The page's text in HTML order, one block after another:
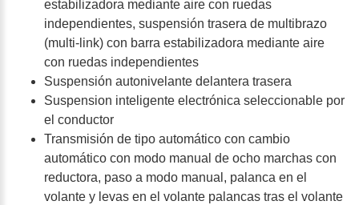
estabilizadora mediante aire con ruedas
independientes, suspensión trasera de multibrazo
(multi-link) con barra estabilizadora mediante aire
con ruedas independientes
Suspensión autonivelante delantera trasera
Suspension inteligente electrónica seleccionable por
el conductor
Transmisión de tipo automático con cambio
automático con modo manual de ocho marchas con
reductora, paso a modo manual, palanca en el
volante y levas en el volante palancas tras el volante